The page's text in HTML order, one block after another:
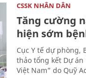
CSSK NHÂN DÂN
Tăng cường
hiện sớm
Cục Y tế dự phòng,
thảo tổng kết Dự
Việt Nam” do Quỹ